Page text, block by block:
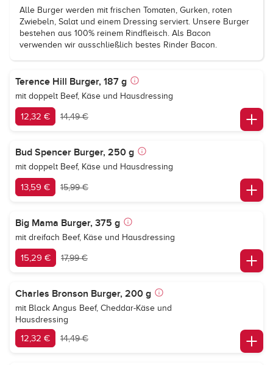
Alle Burger werden mit frischen Tomaten, Gurken, roten
Zwiebeln, Salat und einem Dressing serviert. Unsere Burger
bestehen aus 100% reinem Rindfleisch. Als Bacon
verwenden wir ausschließlich bestes Rinder Bacon.
Terence Hill Burger, 187 g
mit doppelt Beef, Käse und Hausdressing
12,32 € 14,49 €
Bud Spencer Burger, 250 g
mit doppelt Beef, Käse und Hausdressing
13,59 € 15,99 €
Big Mama Burger, 375 g
mit dreifach Beef, Käse und Hausdressing
15,29 € 17,99 €
Charles Bronson Burger, 200 g
mit Black Angus Beef, Cheddar-Käse und
Hausdressing
12,32 € 14,49 €